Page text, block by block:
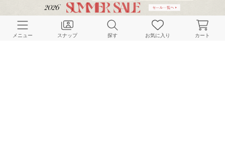
CUSTOMER SERVICE
メニュー スナップ 探す お気に入り カート